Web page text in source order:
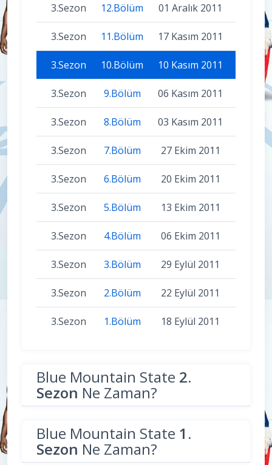
3.Sezon 12.Bölüm 01 Aralık 2011
3.Sezon 11.Bölüm 17 Kasım 2011
3.Sezon 10.Bölüm 10 Kasım 2011
3.Sezon 9.Bölüm 06 Kasım 2011
3.Sezon 8.Bölüm 03 Kasım 2011
3.Sezon 7.Bölüm 27 Ekim 2011
3.Sezon 6.Bölüm 20 Ekim 2011
3.Sezon 5.Bölüm 13 Ekim 2011
3.Sezon 4.Bölüm 06 Ekim 2011
3.Sezon 3.Bölüm 29 Eylül 2011
3.Sezon 2.Bölüm 22 Eylül 2011
3.Sezon 1.Bölüm 18 Eylül 2011
Blue Mountain State 2.
Sezon Ne Zaman?
Blue Mountain State 1.
Sezon Ne Zaman?